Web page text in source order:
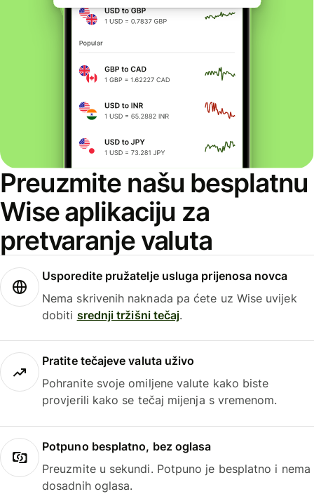
Preuzmite našu besplatnu
Wise aplikaciju za
pretvaranje valuta
Usporedite pružatelje usluga prijenosa novca
Nema skrivenih naknada pa ćete uz Wise uvijek
dobiti srednji tržišni tečaj.
Pratite tečajeve valuta uživo
Pohranite svoje omiljene valute kako biste
provjerili kako se tečaj mijenja s vremenom.
Potpuno besplatno, bez oglasa
Preuzmite u sekundi. Potpuno je besplatno i nema
dosadnih oglasa.